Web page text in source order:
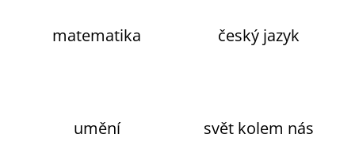
matematika český jazyk
umění svět kolem nás